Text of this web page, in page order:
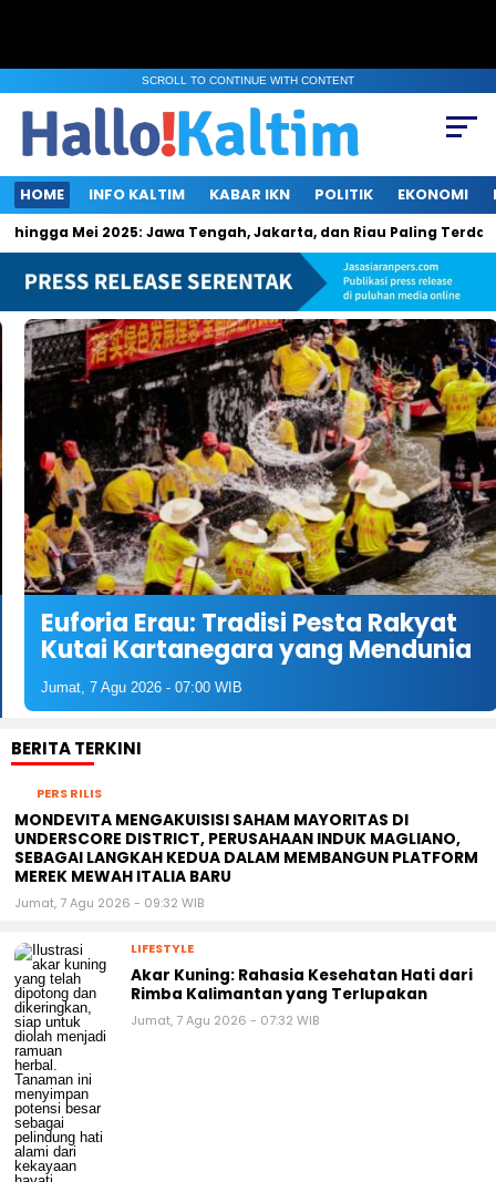
SCROLL TO CONTINUE WITH CONTENT
HOME INFO KALTIM KABAR IKN POLITIK EKONOMI
Mei 2025: Jawa Tengah, Jakarta, dan Riau Paling Terdampak
Euforia Erau: Tradisi Pesta Rakyat
Kutai Kartanegara yang Mendunia
Jumat, 7 Agu 2026 - 07:00 WIB
BERITA TERKINI
PERS RILIS
MONDEVITA MENGAKUISISI SAHAM MAYORITAS DI
UNDERSCORE DISTRICT, PERUSAHAAN INDUK MAGLIANO,
SEBAGAI LANGKAH KEDUA DALAM MEMBANGUN PLATFORM
MEREK MEWAH ITALIA BARU
Jumat, 7 Agu 2026 - 09:32 WIB
LIFESTYLE
Akar Kuning: Rahasia Kesehatan Hati dari
Rimba Kalimantan yang Terlupakan
Jumat, 7 Agu 2026 - 07:32 WIB